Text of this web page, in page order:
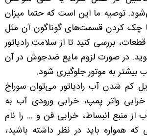
توصیه ما این است که حتما میزان
با چک کردن قسمت‌های گوناگون آن مثل
بررسی کنید تا از سلامت رادیاتور
در صورت لزوم مایع ضدجوش در آن
بیشتر به موتور جلوگیری شود.
کم شدن آب رادیاتور می‌توان سوراخ
خرابی واتر پمپ، خرابی ورودی آب به
از منبع انبساط، خرابی فن و ... را نام
که همواره باید در نظر داشته باشید،